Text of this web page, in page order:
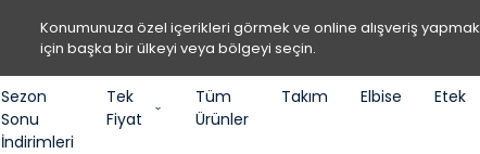
Konumunuza özel içerikleri görmek ve online alışveriş yapmak
için başka bir ülkeyi veya bölgeyi seçin.
Sezon
Sonu
İndirimleri
Tek
Fiyat
Tüm
Ürünler
Takım Elbise Etek